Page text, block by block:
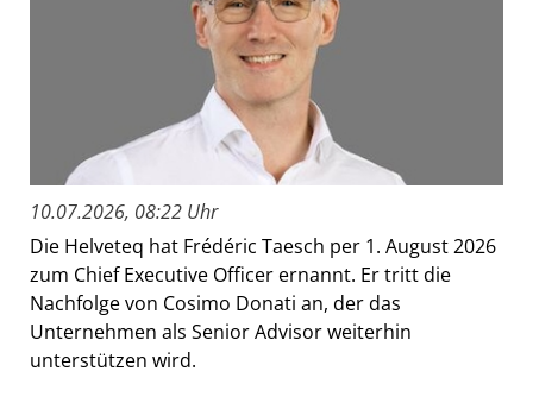
10.07.2026, 08:22 Uhr
Die Helveteq hat Frédéric Taesch per 1. August 2026
zum Chief Executive Officer ernannt. Er tritt die
Nachfolge von Cosimo Donati an, der das
Unternehmen als Senior Advisor weiterhin
unterstützen wird.